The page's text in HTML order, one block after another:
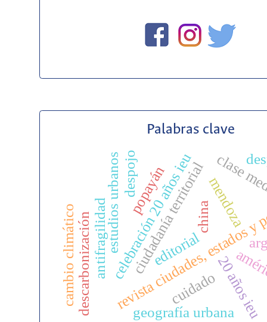
Palabras clave
editorial
revista ciudades,
celebración 20 años ieu
estudios urbanos
20 años ieu
ciudadanía territorial
geografía urbana
clase
mendoza
antifragilidad
popayán
china
descarbonización
cambio climático cuidado
despojo